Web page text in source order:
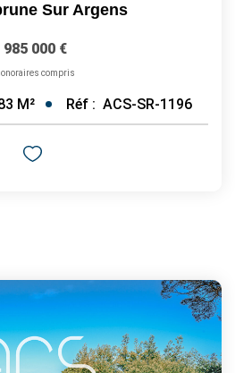
Sur Argens
985 000 €
compris
M² Réf : ACS-SR-1196